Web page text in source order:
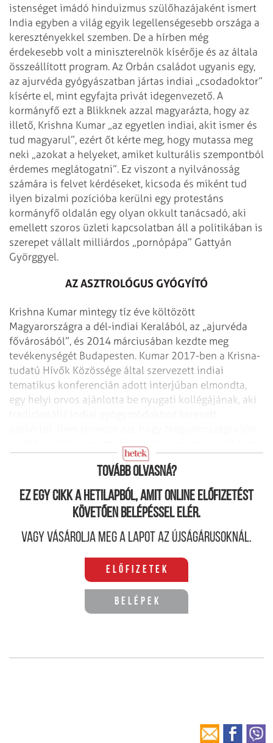
istenséget imádó hinduizmus szülőhazájaként ismert
India egyben a világ egyik legellenségesebb országa a
keresztényekkel szemben. De a hírben még
érdekesebb volt a miniszterelnök kísérője és az általa
összeállított program. Az Orbán családot ugyanis egy,
az ajurvéda gyógyászatban jártas indiai „csodadoktor”
kísérte el, mint egyfajta privát idegenvezető. A
kormányfő ezt a Blikknek azzal magyarázta, hogy az
illető, Krishna Kumar „az egyetlen indiai, akit ismer és
tud magyarul”, ezért őt kérte meg, hogy mutassa meg
neki „azokat a helyeket, amiket kulturális szempontból
érdemes meglátogatni”. Ez viszont a nyilvánosság
számára is felvet kérdéseket, kicsoda és miként tud
ilyen bizalmi pozícióba kerülni egy protestáns
kormányfő oldalán egy olyan okkult tanácsadó, aki
emellett szoros üzleti kapcsolatban áll a politikában is
szerepet vállalt milliárdos „pornópápa” Gattyán
Györggyel.
AZ ASZTROLÓGUS GYÓGYÍTÓ
Krishna Kumar mintegy tíz éve költözött
Magyarországra a dél-indiai Keralából, az „ajurvéda
fővárosából”, és 2014 márciusában kezdte meg
tevékenységét Budapesten. Kumar 2017-ben a Krisna-
tudatú Hívők Közössége által szervezett indiai
tematikus konferencián adott interjúban elmondta,
egy helyi orvos ajánlotta be nyugati kollégájának, aki
Tovább olvasná?
Ez egy cikk a hetilapból, amit online előfizetést
követően belépéssel elér.
Vagy vásárolja meg a lapot az újságárusoknál.
Előfizetek
Belépek